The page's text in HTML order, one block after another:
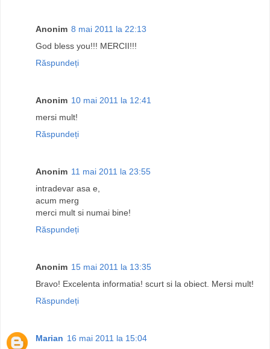
Anonim 8 mai 2011 la 22:13
God bless you!!! MERCII!!!
Răspundeți
Anonim 10 mai 2011 la 12:41
mersi mult!
Răspundeți
Anonim 11 mai 2011 la 23:55
intradevar asa e,
acum merg
merci mult si numai bine!
Răspundeți
Anonim 15 mai 2011 la 13:35
Bravo! Excelenta informatia! scurt si la obiect. Mersi mult!
Răspundeți
Marian 16 mai 2011 la 15:04